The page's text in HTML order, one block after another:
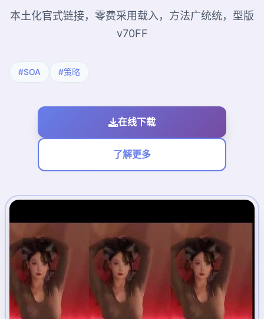
本土化官式链接，零费采用载入，方法广统统，型版
v70FF
#SOA #策略
在线下载
了解更多